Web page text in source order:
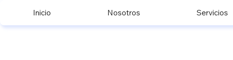
Inicio Nosotros Servicios